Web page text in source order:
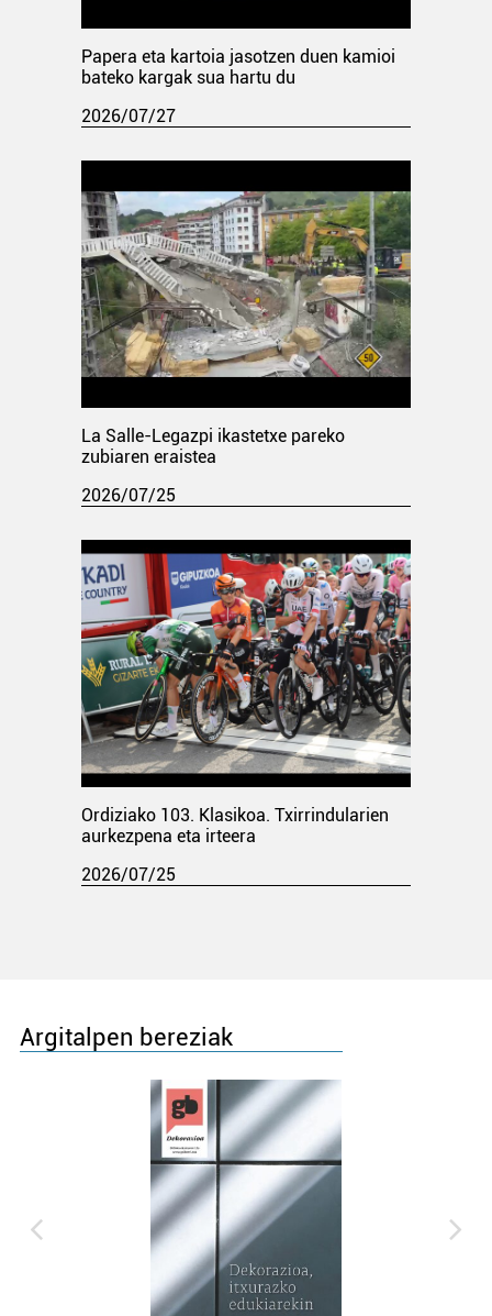
Papera eta kartoia jasotzen duen kamioi
bateko kargak sua hartu du
2026/07/27
La Salle-Legazpi ikastetxe pareko
zubiaren eraistea
2026/07/25
Ordiziako 103. Klasikoa. Txirrindularien
aurkezpena eta irteera
2026/07/25
Argitalpen bereziak